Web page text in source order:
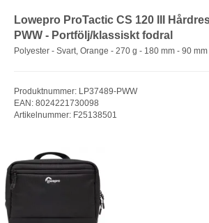
Lowepro ProTactic CS 120 III
PWW - Portfölj/klassiskt fodral
Polyester - Svart, Orange - 270 g - 180 mm - 90
Produktnummer: LP37489-PWW
EAN: 8024221730098
Artikelnummer: F25138501